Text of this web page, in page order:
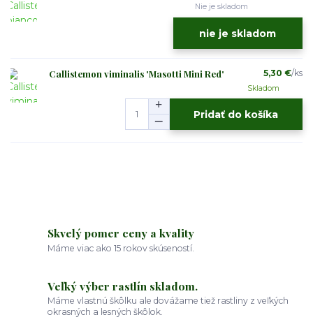
Nie je skladom
nie je skladom
Callistemon viminalis 'Masotti Mini Red' 5,30 €/ks
Skladom
Pridať do košíka
Skvelý pomer ceny a kvality
Máme viac ako 15 rokov skúseností.
Veľký výber rastlín skladom.
Máme vlastnú škôlku ale dovážame tiež rastliny z veľkých
okrasných a lesných škôlok.